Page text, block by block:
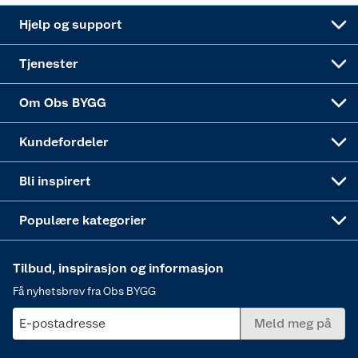
Hjelp og support
Tjenester
Om Obs BYGG
Kundefordeler
Bli inspirert
Populære kategorier
Tilbud, inspirasjon og informasjon
Få nyhetsbrev fra Obs BYGG
E-postadresse Meld meg på